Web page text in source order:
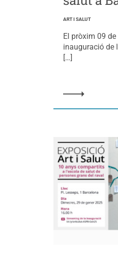
ART I SALUT
El pròxim 09
inauguració de
[…]